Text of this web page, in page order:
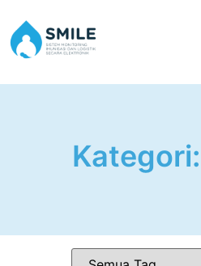
Kategori: